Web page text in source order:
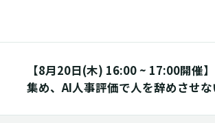
【8月20日(木) 16:00 ~ 17:00開催
集め、AI人事評価で人を辞めさせな